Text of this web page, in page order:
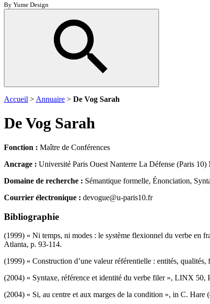
By Yume Design
Accueil > Annuaire > De Vog Sarah
De Vog Sarah
Fonction : Maître de Conférences
Ancrage : Université Paris Ouest Nanterre La Défense (Paris 10)
Domaine de recherche : Sémantique formelle, Énonciation,
Courrier électronique : devogue@u-paris10.fr
Bibliographie
(1999) « Ni temps, ni modes : le système flexionnel du verbe en
Atlanta, p. 93-114.
(1999) « Construction d’une valeur référentielle : entités,
(2004) « Syntaxe, référence et identité du verbe filer », LINX 50,
(2004) « Si, au centre et aux marges de la condition », in C. Hare